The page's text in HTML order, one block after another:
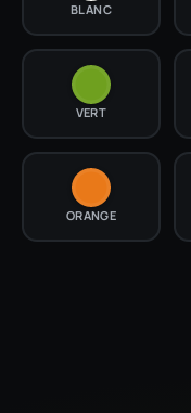
BLANC
VERT
ORANGE